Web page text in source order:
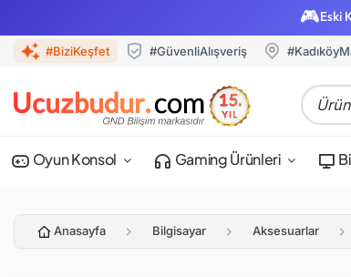
🎮 Eski
#BiziKeşfet #GüvenliAlışveriş
Oyun Konsol Gaming Ürünleri
Anasayfa Bilgisayar Aksesuarlar